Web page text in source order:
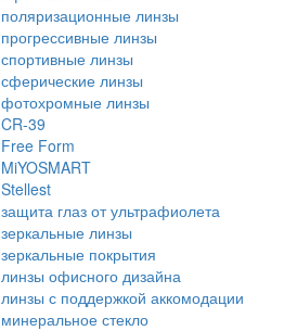
поляризационные линзы
прогрессивные линзы
спортивные линзы
сферические линзы
фотохромные линзы
CR-39
Free Form
MiYOSMART
Stellest
защита глаз от ультрафиолета
зеркальные линзы
зеркальные покрытия
линзы офисного дизайна
линзы с поддержкой аккомодации
минеральное стекло